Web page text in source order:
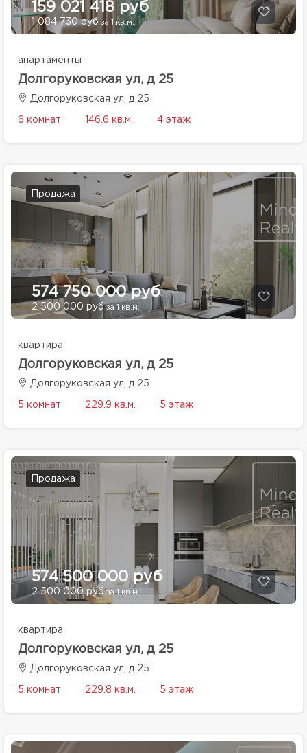
159 021 418 руб
1 084 730 руб за 1 кв.м.
апартаменты
Долгоруковская ул, д 25
Долгоруковская ул, д 25
6 комнат 146.6 кв.м. 4 этаж
Продажа
574 750 000 руб
2 500 000 руб за 1 кв.м.
квартира
Долгоруковская ул, д 25
Долгоруковская ул, д 25
5 комнат 229.9 кв.м. 5 этаж
Продажа
574 500 000 руб
2 500 000 рубза 1 кв.м.
квартира
Долгоруковская ул, д 25
Долгоруковская ул, д 25
5 комнат 229.8 кв.м. 5 этаж